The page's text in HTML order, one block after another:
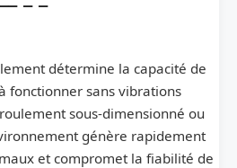
détermine la capacité de
fonctionner sans vibrations
sous-dimensionné ou
génère rapidement
et compromet la fiabilité de